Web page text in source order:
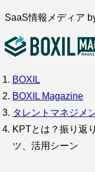
内
を
キ
ッ
プ
SaaS情報メディア
インタビュー
サービス比較
SaaS情報メディア by
BOXIL
BOXIL Magazine
タレントマネジメ
KPTとは？振り返
ツ、活用シーン